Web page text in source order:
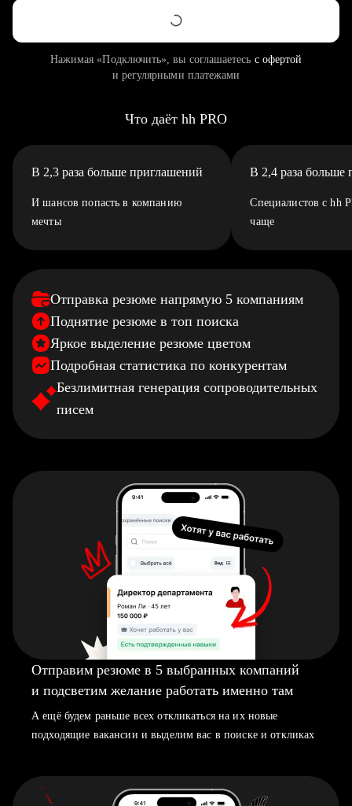
Нажимая «Подключить», вы соглашаетесь с офертой
и регулярными платежами
Что даёт hh PRO
В 2,3 раза больше приглашений
И шансов попасть в компанию
мечты
В 2,4 раза больше
Специалистов с hh
чаще
Отправка резюме напрямую 5 компаниям
Поднятие резюме в топ поиска
Яркое выделение резюме цветом
Подробная статистика по конкурентам
Безлимитная генерация сопроводительных
писем
Отправим резюме в 5 выбранных компаний
и подсветим желание работать именно там
А ещё будем раньше всех откликаться на их новые
подходящие вакансии и выделим вас в поиске и откликах